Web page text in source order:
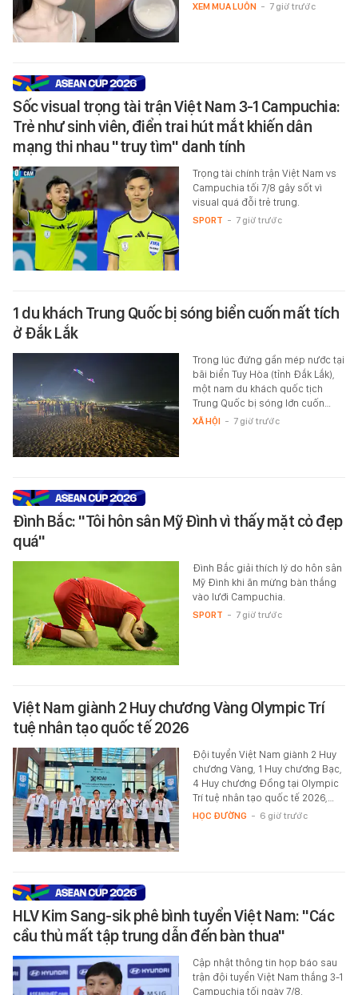
XEM MUA LUÔN - 7 giờ trước
Sốc visual trọng tài trận Việt Nam 3-1 Campuchia:
Trẻ như sinh viên, điển trai hút mắt khiến dân
mạng thi nhau "truy tìm" danh tính
Trọng tài chính trận Việt Nam vs
Campuchia tối 7/8 gây sốt vì
visual quá đỗi trẻ trung.
SPORT - 7 giờ trước
1 du khách Trung Quốc bị sóng biển cuốn mất tích
ở Đắk Lắk
Trong lúc đứng gần mép nước tại
bãi biển Tuy Hòa (tỉnh Đắk Lắk),
một nam du khách quốc tịch
Trung Quốc bị sóng lớn cuốn…
XÃ HỘI - 7 giờ trước
Đình Bắc: "Tôi hôn sân Mỹ Đình vì thấy mặt cỏ đẹp
quá"
Đình Bắc giải thích lý do hôn sân
Mỹ Đình khi ăn mừng bàn thắng
vào lưới Campuchia.
SPORT - 7 giờ trước
Việt Nam giành 2 Huy chương Vàng Olympic Trí
tuệ nhân tạo quốc tế 2026
Đội tuyển Việt Nam giành 2 Huy
chương Vàng, 1 Huy chương Bạc,
4 Huy chương Đồng tại Olympic
Trí tuệ nhân tạo quốc tế 2026,…
HỌC ĐƯỜNG - 6 giờ trước
HLV Kim Sang-sik phê bình tuyển Việt Nam: "Các
cầu thủ mất tập trung dẫn đến bàn thua"
Cập nhật thông tin họp báo sau
trận đội tuyển Việt Nam thắng 3-1
Campuchia tối ngày 7/8.